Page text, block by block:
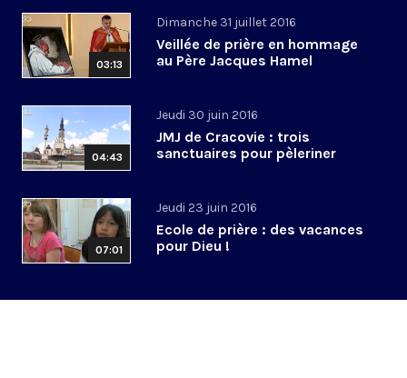
03:13
Dimanche 31 juillet 2016
Veillée de prière en hommage
au Père Jacques Hamel
04:43
Jeudi 30 juin 2016
JMJ de Cracovie : trois
sanctuaires pour pèleriner
07:01
Jeudi 23 juin 2016
Ecole de prière : des vacances
pour Dieu !